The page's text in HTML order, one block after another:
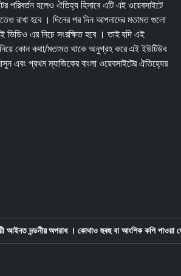
পরিবর্তন হলেও ঐতিহ্য হিসাবে এটি এই ওয়েবসাইটে
রাখা হবে । দিনের পর দিন আপনাদের মতামত গুলো
ভিডিও এর নিচে সংরক্ষিত হবে । তাই যদি এই
কোন কথা/মতামত থাকে অনুগ্রহ করে এই ইউটিউব
এবং প্রথম ম্যাজিকের বাংলা ওয়েবসাইটের ঐতিহ্যের
দন্ডনীয় অপরাধ । কোথাও হুবহু বা আংশিক কপি পাওয়া